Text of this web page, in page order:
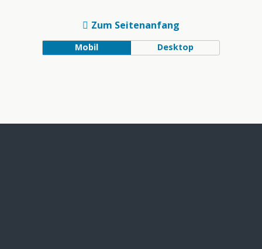
Zum Seitenanfang
Mobil Desktop